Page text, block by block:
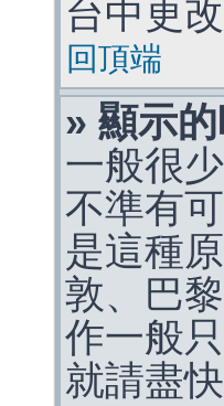
台中更
回頂端
» 顯示的
一般很
不準有
是這種
敦、巴
作一般
就請盡